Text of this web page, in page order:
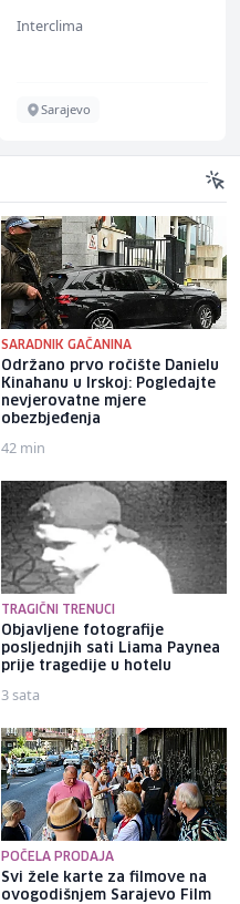
Interclima
Sarajevo
SARADNIK GAČANINA
Održano prvo ročište Danielu
Kinahanu u Irskoj: Pogledajte
nevjerovatne mjere
obezbjeđenja
42 min
TRAGIČNI TRENUCI
Objavljene fotografije
posljednjih sati Liama ​​Paynea
prije tragedije u hotelu
3 sata
POČELA PRODAJA
Svi žele karte za filmove na
ovogodišnjem Sarajevo Film